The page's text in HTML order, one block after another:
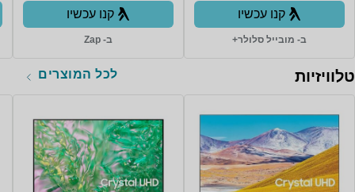
קנו עכשיו
ב- מובייל סלולר+
קנו עכשיו
ב- Zap
טלוויזיות לכל המוצרים